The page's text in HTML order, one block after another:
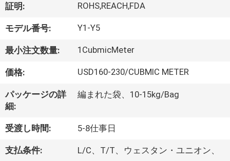
わ
た
し
ち
に
つ
証明: ROHS,REACH,FDA
モデル番号: Y1-Y5
最小注文数量: 1CubmicMeter
価格: USD160-230/CUBMIC METER
パッケージの詳
細:
編まれた袋、10-15kg/Bag
受渡し時間: 5-8仕事日
支払条件: L/C、T/T、ウェスタン・ユニオン、